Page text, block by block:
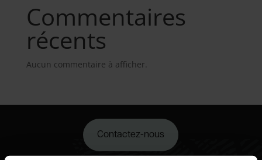
Commentaires
récents
Aucun commentaire à afficher.
Contactez-nous